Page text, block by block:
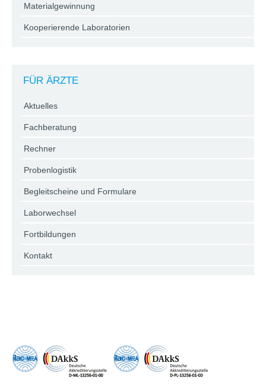
Materialgewinnung
Kooperierende Laboratorien
FÜR ÄRZTE
Aktuelles
Fachberatung
Rechner
Probenlogistik
Begleitscheine und Formulare
Laborwechsel
Fortbildungen
Kontakt